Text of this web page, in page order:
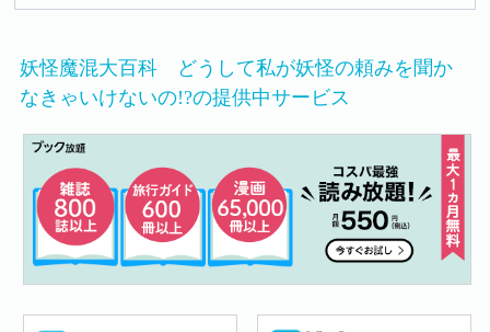
妖怪魔混大百科 どうして私が妖怪の頼みを聞か
なきゃいけないの!?の提供中サービス